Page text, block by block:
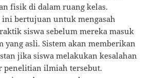
fisik di dalam ruang kelas.
ini bertujuan untuk mengasah
siswa sebelum mereka masuk
yang asli. Sistem akan memberikan
jika siswa melakukan kesalahan
penelitian ilmiah tersebut.